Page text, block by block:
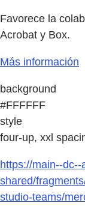
Favorece la
Acrobat y Box.
Más información
background
#FFFFFF
style
four-up, xxl
https://main--
shared/
studio-teams/